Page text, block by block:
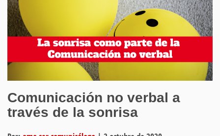
Comunicación no verbal a
través de la sonrisa